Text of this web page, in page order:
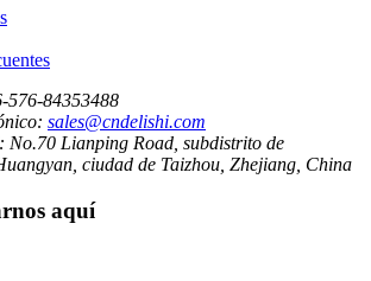
576-84353488
sales@cndelishi.com
No.70 Lianping Road, subdistrito de
ciudad de Taizhou, Zhejiang, China
aquí